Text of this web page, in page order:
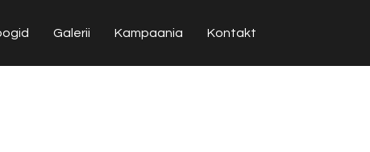
Galerii Kampaania Kontakt